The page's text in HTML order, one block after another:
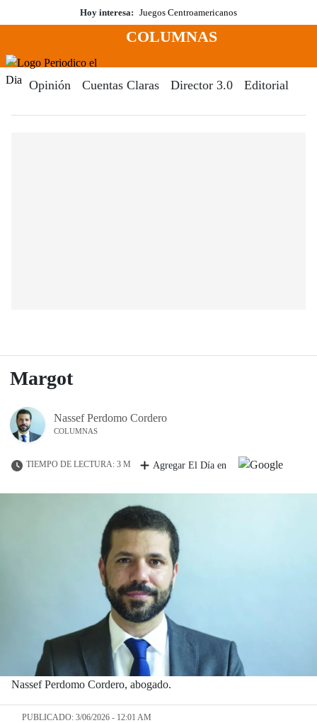
al
Hoy interesa: Juegos Centroamericanos
Menú
COLUMNAS
Opinión Cuentas Claras Director 3.0 Editorial
Margot
Nassef Perdomo Cordero
COLUMNAS
TIEMPO DE LECTURA: 3 M Agregar El Día en
Nassef Perdomo Cordero, abogado.
PUBLICADO: 3/06/2026 - 12:01 AM